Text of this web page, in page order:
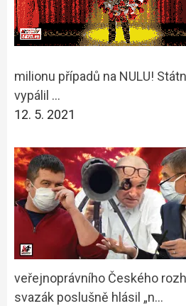
milionu případů na NULU!
vypálil …
12. 5. 2021
veřejnoprávního Českého
svazák poslušně hlásil „n…